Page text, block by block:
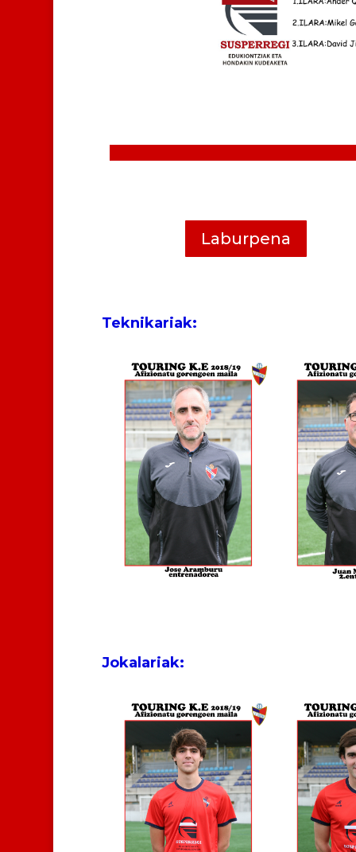
Laburpena
Teknikariak:
Jokalariak: